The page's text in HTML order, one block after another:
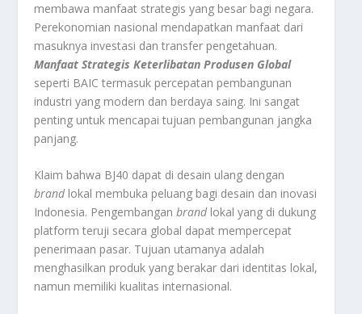
membawa manfaat strategis yang besar bagi negara.
Perekonomian nasional mendapatkan manfaat dari
masuknya investasi dan transfer pengetahuan.
Manfaat Strategis Keterlibatan Produsen Global
seperti BAIC termasuk percepatan pembangunan
industri yang modern dan berdaya saing. Ini sangat
penting untuk mencapai tujuan pembangunan jangka
panjang.
Klaim bahwa BJ40 dapat di desain ulang dengan
brandlokal membuka peluang bagi desain dan inovasi
Indonesia. Pengembanganbrandlokal yang di dukung
platform teruji secara global dapat mempercepat
penerimaan pasar. Tujuan utamanya adalah
menghasilkan produk yang berakar dari identitas lokal,
namun memiliki kualitas internasional.